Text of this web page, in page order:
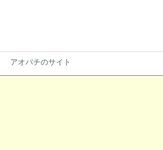
アオパチのサイト